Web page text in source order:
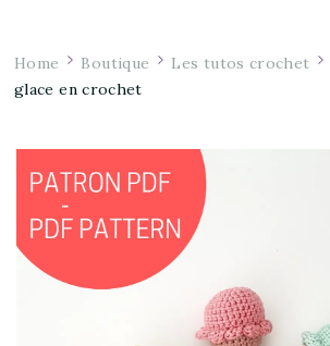
Home Boutique Les tutos crochet
glace en crochet